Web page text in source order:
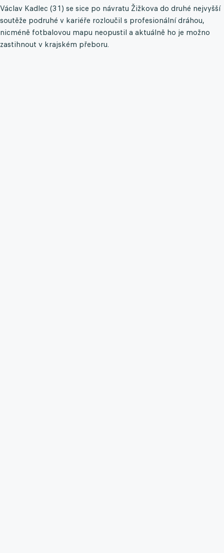
Václav Kadlec (31) se sice po návratu Žižkova do druhé nejvyšší
soutěže podruhé v kariéře rozloučil s profesionální dráhou,
nicméně fotbalovou mapu neopustil a aktuálně ho je možno
zastihnout v krajském přeboru.